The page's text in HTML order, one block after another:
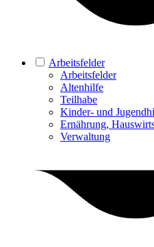
Arbeitsfelder
Arbeitsfelder
Altenhilfe
Teilhabe
Kinder- und
Ernährung,
Verwaltung